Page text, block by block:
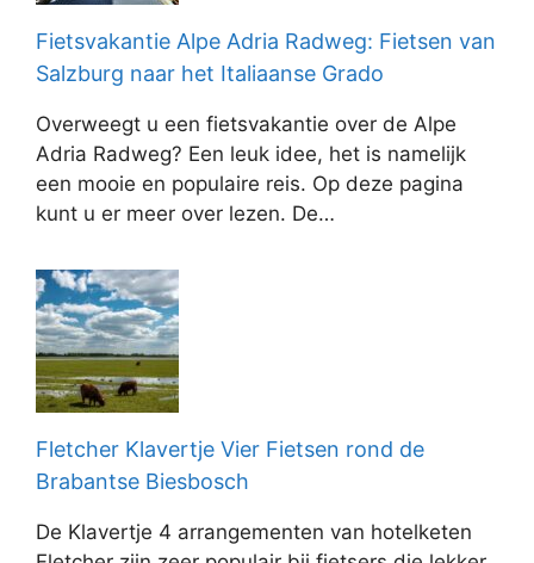
Fietsvakantie Alpe Adria Radweg: Fietsen van
Salzburg naar het Italiaanse Grado
Overweegt u een fietsvakantie over de Alpe
Adria Radweg? Een leuk idee, het is namelijk
een mooie en populaire reis. Op deze pagina
kunt u er meer over lezen. De…
Fletcher Klavertje Vier Fietsen rond de
Brabantse Biesbosch
De Klavertje 4 arrangementen van hotelketen